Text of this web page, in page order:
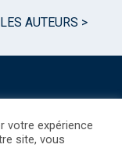
AUTEURS >
votre expérience
site, vous